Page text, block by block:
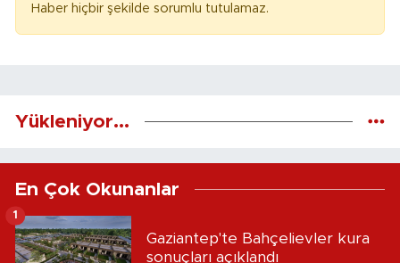
Haber hiçbir şekilde sorumlu tutulamaz.
Yükleniyor...
En Çok Okunanlar
Gaziantep'te Bahçelievler kura
sonuçları açıklandı
1